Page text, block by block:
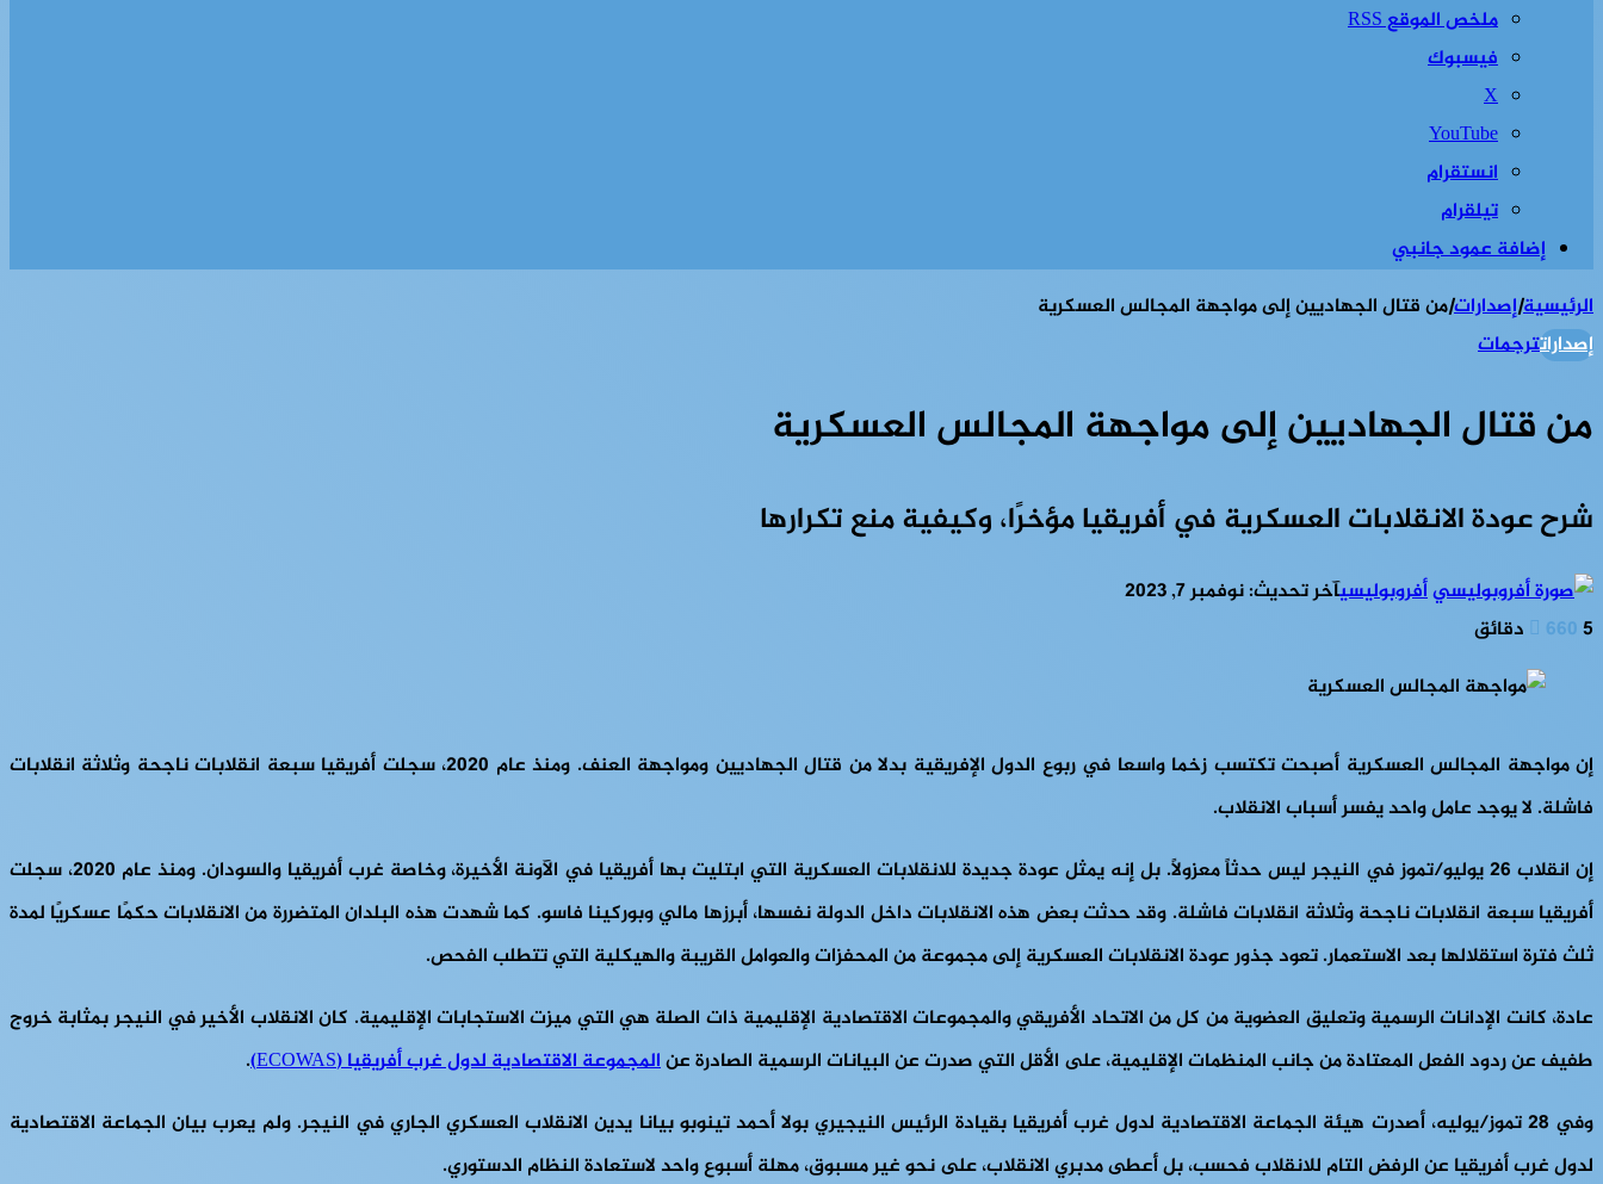
ملخص الموقع RSS
فيسبوك
‫X
‫YouTube
انستقرام
تيلقرام
إضافة عمود جانبي
الرئيسية|إصدارات|من قتال الجهاديين إلى مواجهة المجالس العسكرية
إصداراتترجمات
من قتال الجهاديين إلى مواجهة المجالس العسكرية
شرح عودة الانقلابات العسكرية في أفريقيا مؤخرًا، وكيفية منع تكرارها
أفروبوليسيآخر تحديث: نوفمبر 7, 2023
6605 دقائق
إن مواجهة المجالس العسكرية أصبحت تكتسب زخما واسعا في ربوع الدول الإفريقية بدلا من قتال الجهاديين ومواجهة العنف. ومنذ عام 2020، سجلت أفريقيا سبعة انقلابات ناجحة وثلاثة انقلابات
فاشلة. لا يوجد عامل واحد يفسر أسباب الانقلاب.
إن انقلاب 26 يوليو/تموز في النيجر ليس حدثاً معزولاً. بل إنه يمثل عودة جديدة للانقلابات العسكرية التي ابتليت بها أفريقيا في الآونة الأخيرة، وخاصة غرب أفريقيا والسودان. ومنذ عام 2020، سجلت
أفريقيا سبعة انقلابات ناجحة وثلاثة انقلابات فاشلة. وقد حدثت بعض هذه الانقلابات داخل الدولة نفسها، أبرزها مالي وبوركينا فاسو. كما شهدت هذه البلدان المتضررة من الانقلابات حكمًا عسكريًا لمدة
ثلث فترة استقلالها بعد الاستعمار. تعود جذور عودة الانقلابات العسكرية إلى مجموعة من المحفزات والعوامل القريبة والهيكلية التي تتطلب الفحص.
عادة، كانت الإدانات الرسمية وتعليق العضوية من كل من الاتحاد الأفريقي والمجموعات الاقتصادية الإقليمية ذات الصلة هي التي ميزت الاستجابات الإقليمية. كان الانقلاب الأخير في النيجر بمثابة خروج
طفيف عن ردود الفعل المعتادة من جانب المنظمات الإقليمية، على الأقل التي صدرت عن البيانات الرسمية الصادرة عنالمجموعة الاقتصادية لدول غرب أفريقيا (ECOWAS)
.
وفي 28 تموز/يوليه، أصدرت هيئة الجماعة الاقتصادية لدول غرب أفريقيا بقيادة الرئيس النيجيري بولا أحمد تينوبو بيانا يدين الانقلاب العسكري الجاري في النيجر. ولم يعرب بيان الجماعة الاقتصادية
لدول غرب أفريقيا عن الرفض التام للانقلاب فحسب، بل أعطى مدبري الانقلاب، على نحو غير مسبوق، مهلة أسبوع واحد لاستعادة النظام الدستوري.